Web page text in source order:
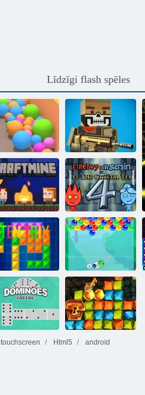
Līdzīgi flash spēles
Smilšu
bumbiņas
Traks pikseļu
karadarbība
Amatnieks
Fireboy and
Watergirl 4:
Kristāla templis
Tentriks
Burbulis
Charms
touchscreen Html5 android